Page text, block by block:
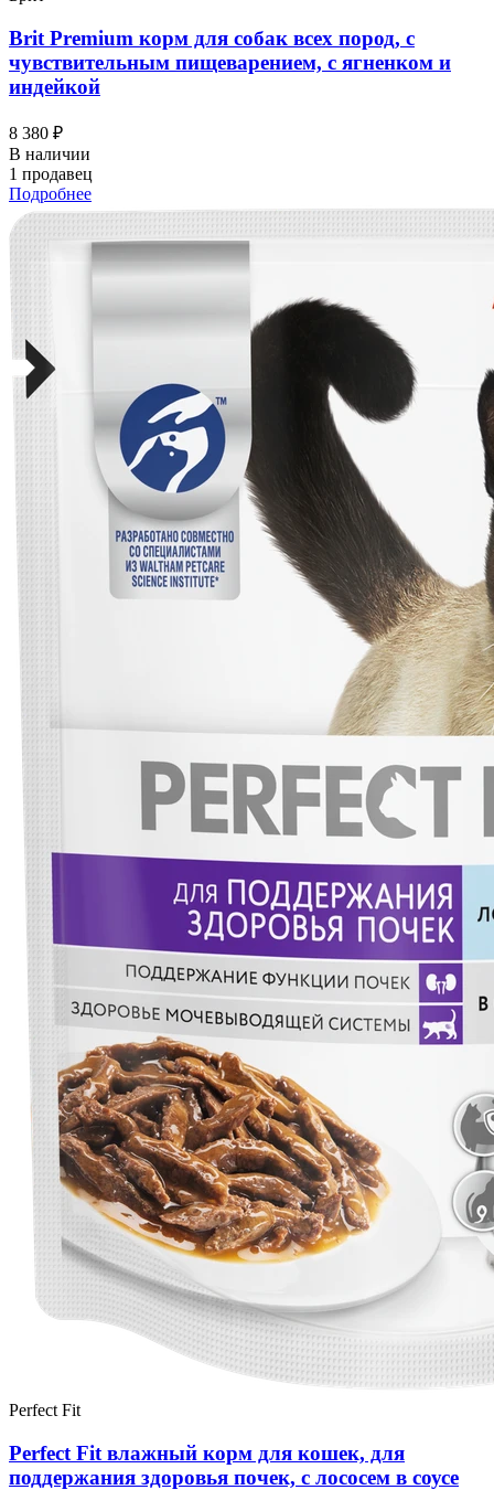
Brit Premium корм для собак всех пород, с
чувствительным пищеварением, с ягненком и
индейкой
8 380 ₽
В наличии
1 продавец
Подробнее
Perfect Fit
Perfect Fit влажный корм для кошек, для
поддержания здоровья почек, с лососем в соусе